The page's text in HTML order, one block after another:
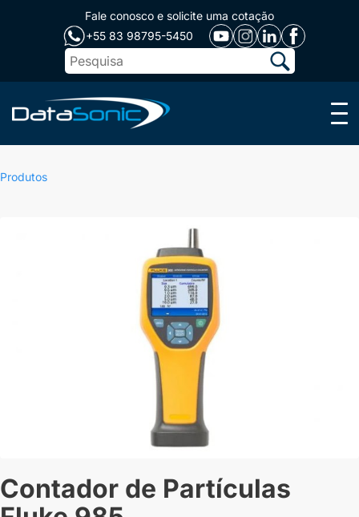
Fale conosco e solicite uma cotação
+55 83 98795-5450
Menu
Produtos
Contador de Partículas